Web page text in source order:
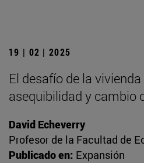
19 | 02 | 2025
El desafío de la
asequibilidad y cambio
David Echeverry
Profesor de la Facultad de
Publicado en: Expansión